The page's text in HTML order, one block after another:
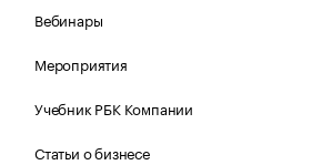
Вебинары
Мероприятия
Учебник РБК Компании
Статьи о бизнесе